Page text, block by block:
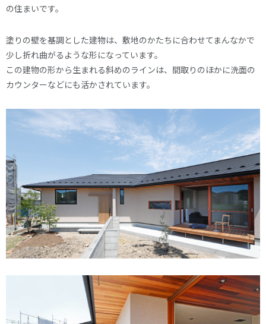
の住まいです。
塗りの壁を基調とした建物は、敷地のかたちに合わせてまんなかで
少し折れ曲がるような形になっています。
この建物の形から生まれる斜めのラインは、間取りのほかに洗面の
カウンターなどにも活かされています。